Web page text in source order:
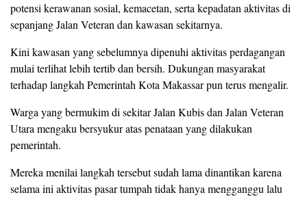
potensi kerawanan sosial, kemacetan, serta kepadatan aktivitas di
sepanjang Jalan Veteran dan kawasan sekitarnya.
Kini kawasan yang sebelumnya dipenuhi aktivitas perdagangan
mulai terlihat lebih tertib dan bersih. Dukungan masyarakat
terhadap langkah Pemerintah Kota Makassar pun terus mengalir.
Warga yang bermukim di sekitar Jalan Kubis dan Jalan Veteran
Utara mengaku bersyukur atas penataan yang dilakukan
pemerintah.
Mereka menilai langkah tersebut sudah lama dinantikan karena
selama ini aktivitas pasar tumpah tidak hanya mengganggu lalu